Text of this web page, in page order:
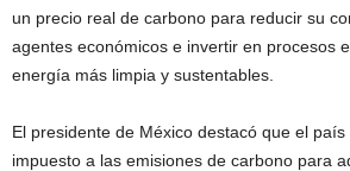
un precio real de carbono para reducir su
agentes económicos e invertir en procesos
energía más limpia y sustentables.
El presidente de México destacó que el
impuesto a las emisiones de carbono para